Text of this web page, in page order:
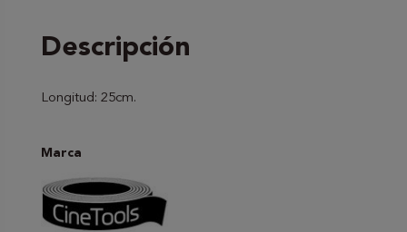
Descripción
Longitud: 25cm.
Marca